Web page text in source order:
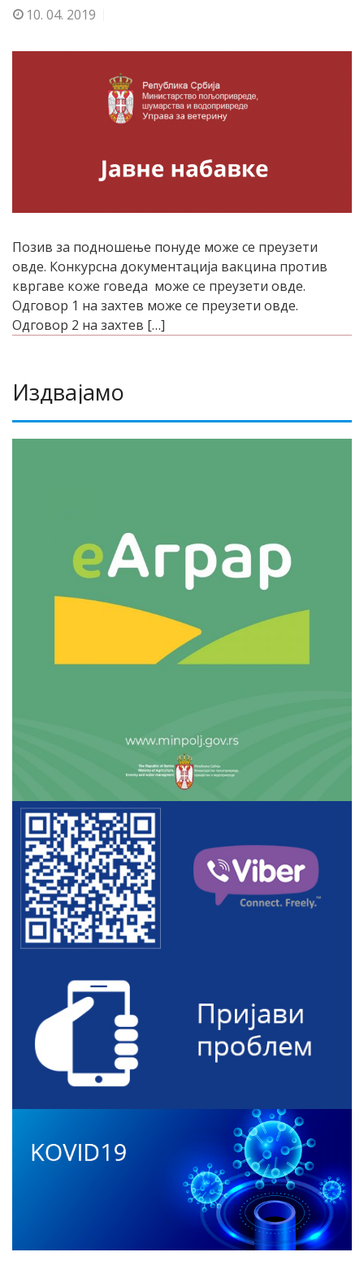
10. 04. 2019
Позив за подношење понуде може се преузети
овде. Конкурсна документација вакцина против
квргаве коже говеда може се преузети овде.
Одговор 1 на захтев може се преузети овде.
Одговор 2 на захтев […]
Издвајамо